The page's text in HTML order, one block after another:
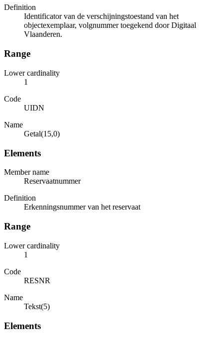
Definition
Identificator van de verschijningstoestand van het
objectexemplaar, volgnummer toegekend door Digitaal
Vlaanderen.
Range
Lower cardinality
1
Code
UIDN
Name
Getal(15,0)
Elements
Member name
Reservaatnummer
Definition
Erkenningsnummer van het reservaat
Range
Lower cardinality
1
Code
RESNR
Name
Tekst(5)
Elements